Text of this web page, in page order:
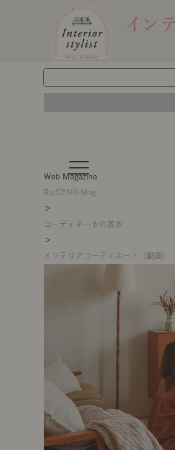
t
o
g
n
a
g
a
Web Magazine
Re:CENO Mag
＞
コーディネートの基本
＞
インテリアコーディネート（動画）